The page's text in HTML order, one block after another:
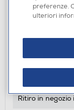
ACCESSORI
iROBOT - KIT
€ 21,99
Acquisto online:
Ritiro in
preferenze.
ulteriori